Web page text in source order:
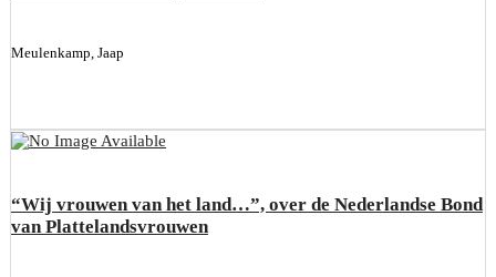
Meulenkamp, Jaap
“Wij vrouwen van het land…”, over de Nederlandse Bond
van Plattelandsvrouwen